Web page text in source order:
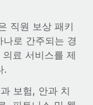
직원 보상 패키
로 간주되는 경
료 서비스를 제
.
보험, 안과 치